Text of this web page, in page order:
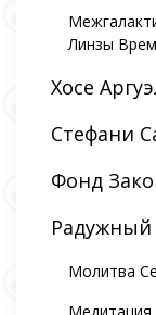
Линзы
Хосе
Стефани
Фонд
Молитва